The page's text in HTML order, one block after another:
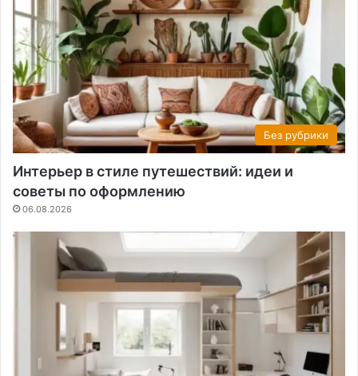
Без рубрики
Интерьер в стиле путешествий: идеи и
советы по оформлению
06.08.2026